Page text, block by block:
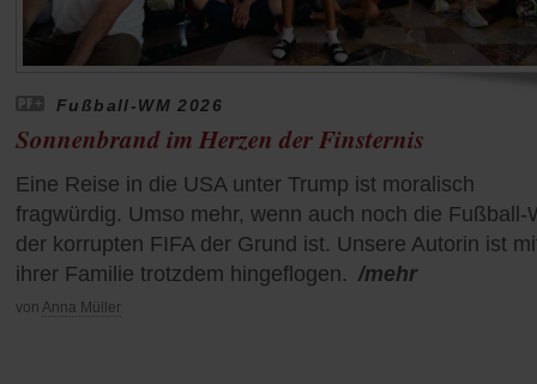
Fußball-WM 2026
Sonnenbrand im Herzen der Finsternis
Eine Reise in die USA unter Trump ist moralisch
fragwürdig. Umso mehr, wenn auch noch die Fußball-
der korrupten FIFA der Grund ist. Unsere Autorin ist
ihrer Familie trotzdem hingeflogen. /mehr
von Anna Müller